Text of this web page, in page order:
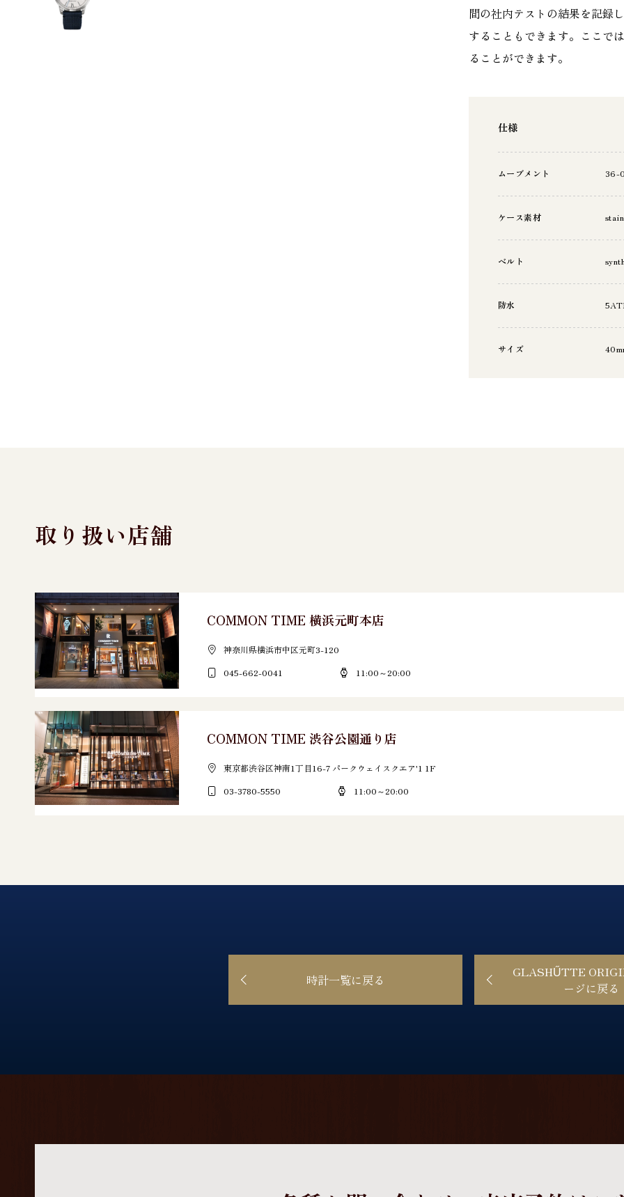
間の社内テストの結果を記録
することもできます。ここで
ることができます。
仕様
ムーブメント 36-
ケース素材
ベルト
防水
サイズ
取り扱い店舗
COMMON TIME 横浜元町本店
神奈川県横浜市中区元町3-120
045-662-0041
11:00～20:00
COMMON TIME 渋谷公園通り店
東京都渋谷区神南1丁目16-7 パークウェイスクエア'1 1F
03-3780-5550
11:00～20:00
時計一覧に戻る
GLASHŰTTE
ージに戻る